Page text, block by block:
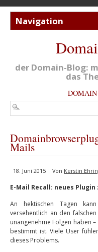
der Domain-Blog:
das
Mails
18. Juni 2015 | Von Kerstin
E-Mail Recall: neues
An hektischen Tagen
versehentlich an den
unangenehme Folgen haben
bestimmt ist. Viele User
dieses Problems.